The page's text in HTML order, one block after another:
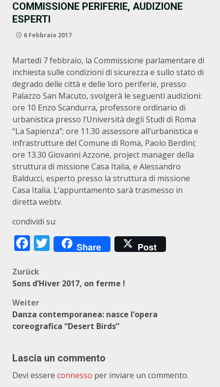
COMMISSIONE PERIFERIE, AUDIZIONE
ESPERTI
6 Febbraio 2017
Martedì 7 febbraio, la Commissione parlamentare di
inchiesta sulle condizioni di sicurezza e sullo stato di
degrado delle città e delle loro periferie, presso
Palazzo San Macuto, svolgerà le seguenti audizioni:
ore 10 Enzo Scandurra, professore ordinario di
urbanistica presso l’Università degli Studi di Roma
“La Sapienza”; ore 11.30 assessore all’urbanistica e
infrastrutture del Comune di Roma, Paolo Berdini;
ore 13.30 Giovanni Azzone, project manager della
struttura di missione Casa Italia, e Alessandro
Balducci, esperto presso la struttura di missione
Casa Italia. L’appuntamento sarà trasmesso in
diretta webtv.
condividi su:
Facebook
Twitter
Share Post
Beitragsnavigation
Zurück
Sons d’Hiver 2017, on ferme !
Weiter
Danza contemporanea: nasce l’opera
coreografica “Desert Birds”
Lascia un commento
Devi essere connesso per inviare un commento.